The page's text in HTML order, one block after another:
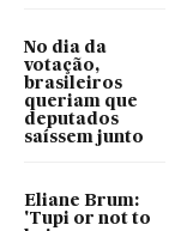
No dia da
votação,
brasileiros
queriam que
deputados
saíssem junto
Eliane Brum:
'Tupi or not to